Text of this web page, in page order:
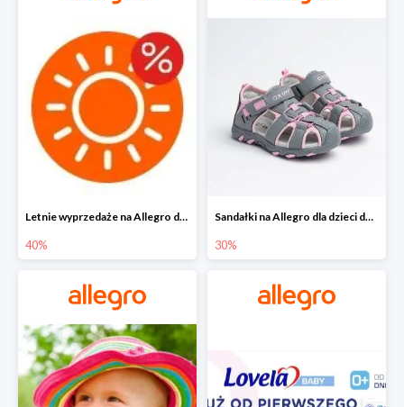
Letnie wyprzedaże na Allegro do -40%
40%
Sandałki na Allegro dla dzieci do -30%
30%